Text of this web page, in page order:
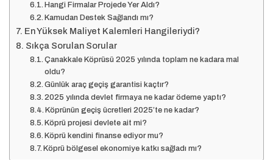
Hangi Firmalar Projede Yer Aldı?
Kamudan Destek Sağlandı mı?
En Yüksek Maliyet Kalemleri Hangileriydi?
Sıkça Sorulan Sorular
Çanakkale Köprüsü 2025 yılında toplam ne kadara mal
oldu?
Günlük araç geçiş garantisi kaçtır?
2025 yılında devlet firmaya ne kadar ödeme yaptı?
Köprünün geçiş ücretleri 2025’te ne kadar?
Köprü projesi devlete ait mi?
Köprü kendini finanse ediyor mu?
Köprü bölgesel ekonomiye katkı sağladı mı?